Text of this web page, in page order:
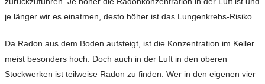
je länger wir es einatmen, desto höher ist das Lungenkrebs-Risiko.
Da Radon aus dem Boden aufsteigt, ist die Konzentration im Keller
meist besonders hoch. Doch auch in der Luft in den oberen
Stockwerken ist teilweise Radon zu finden. Wer in den eigenen vier